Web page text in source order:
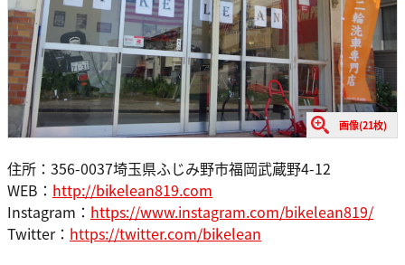
画像(21枚)
住所：356-0037埼玉県ふじみ野市福岡武蔵野4-12
WEB： http://bikelean819.com
Instagram： https://www.instagram.com/bikelean819/
Twitter： https://twitter.com/bikelean